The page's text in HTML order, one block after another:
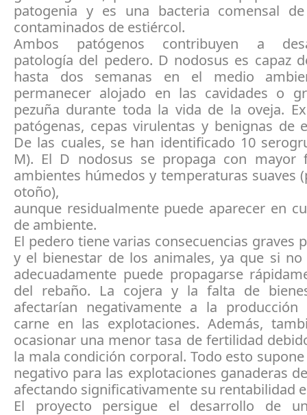
patogenia y es una bacteria comensal
contaminados de estiércol.
Ambos patógenos contribuyen a
patología del pedero. D nodosus es capaz
hasta dos semanas en el medio
permanecer alojado en las cavidades o
pezuña durante toda la vida de la oveja.
patógenas, cepas virulentas y benignas de
De las cuales, se han identificado 10
M). El D nodosus se propaga con mayor
ambientes húmedos y temperaturas suaves
otoño),
aunque residualmente puede aparecer en
de ambiente.
El pedero tiene varias consecuencias graves
y el bienestar de los animales, ya que si
adecuadamente puede propagarse
del rebaño. La cojera y la falta de
afectarían negativamente a la
carne en las explotaciones. Además,
ocasionar una menor tasa de fertilidad
la mala condición corporal. Todo esto
negativo para las explotaciones ganaderas
afectando significativamente su rentabilidad
El proyecto persigue el desarrollo de